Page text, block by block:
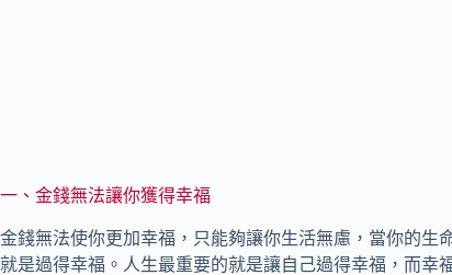
一、金錢無法讓你獲得幸福
金錢無法使你更加幸福，只能夠讓你生活無慮，當你的生
就是過得幸福。人生最重要的就是讓自己過得幸福，而幸